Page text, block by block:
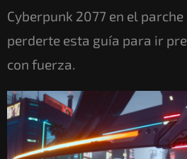
Cyberpunk 2077 en el
perderte esta guía para ir
con fuerza.